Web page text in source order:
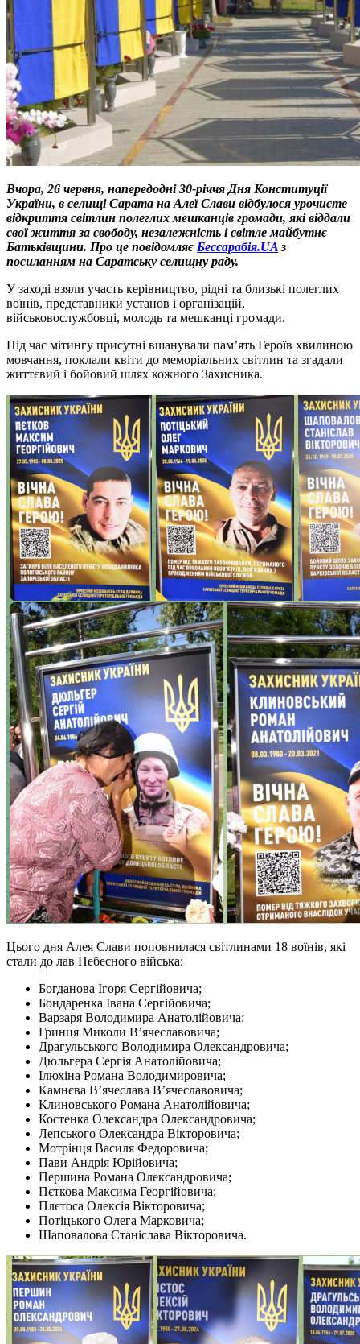
Вчора, 26 червня, напередодні 30-річчя Дня Конституції
України, в селищі Сарата на Алеї Слави відбулося урочисте
відкриття світлин полеглих мешканців громади, які віддали
свої життя за свободу, незалежність і світле майбутнє
Батьківщини. Про це повідомляє Бессарабія.UA з
посиланням на Саратську селищну раду.
У заході взяли участь керівництво, рідні та близькі полеглих
воїнів, представники установ і організацій,
військовослужбовці, молодь та мешканці громади.
Під час мітингу присутні вшанували пам’ять Героїв хвилиною
мовчання, поклали квіти до меморіальних світлин та згадали
життєвий і бойовий шлях кожного Захисника.
Цього дня Алея Слави поповнилася світлинами 18 воїнів, які
стали до лав Небесного війська:
Богданова Ігоря Сергійовича;
Бондаренка Івана Сергійовича;
Варзаря Володимира Анатолійовича:
Гринця Миколи В’ячеславовича;
Драгульського Володимира Олександровича;
Дюльгера Сергія Анатолійовича;
Ілюхіна Романа Володимировича;
Камнєва В’ячеслава В’ячеславовича;
Клиновського Романа Анатолійовича;
Костенка Олександра Олександровича;
Лепського Олександра Вікторовича;
Мотрінця Василя Федоровича;
Пави Андрія Юрійовича;
Першина Романа Олександровича;
Пєткова Максима Георгійовича;
Плєтоса Олексія Вікторовича;
Потіцького Олега Марковича;
Шаповалова Станіслава Вікторовича.